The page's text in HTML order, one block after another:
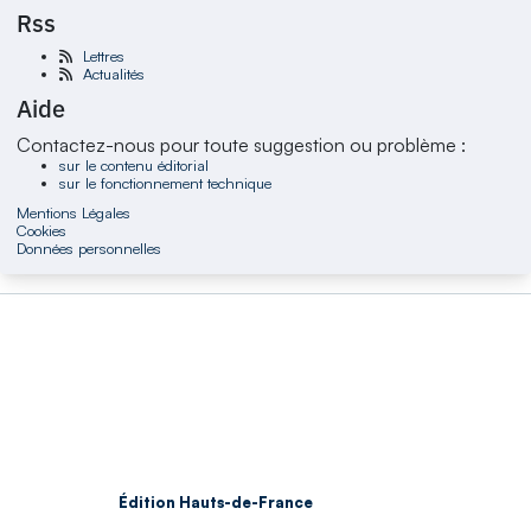
Rss
Lettres
Actualités
Aide
Contactez-nous pour toute suggestion ou problème :
sur le contenu éditorial
sur le fonctionnement technique
Mentions Légales
Cookies
Données personnelles
Édition Hauts-de-France